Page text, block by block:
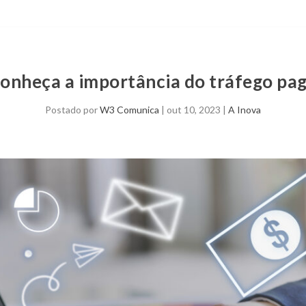
a importância do tráfego
Postado porW3 Comunica | out 10, 2023 | A Inova